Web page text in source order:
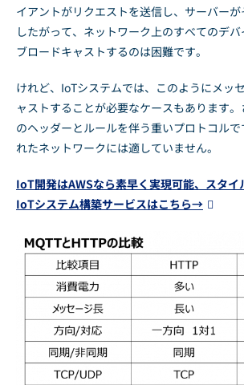
イアントがリクエストを送信し、サーバーが
したがって、ネットワーク上のすべてのデ
ブロードキャストするのは困難です。
けれど、IoTシステムでは、このようにメッ
ャストすることが必要なケースもあります。
のヘッダーとルールを伴う重いプロトコル
れたネットワークには適していません。
IoT開発はAWSなら素早く実現可能、スタイ
IoTシステム構築サービスはこちら→